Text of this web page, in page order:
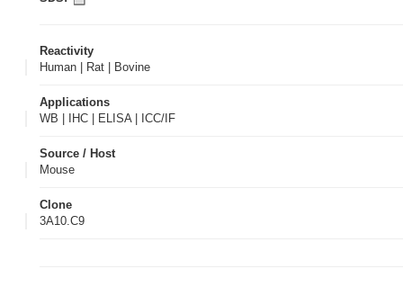
Reactivity
Human | Rat | Bovine
Applications
WB | IHC | ELISA | ICC/IF
Source / Host
Mouse
Clone
3A10.C9